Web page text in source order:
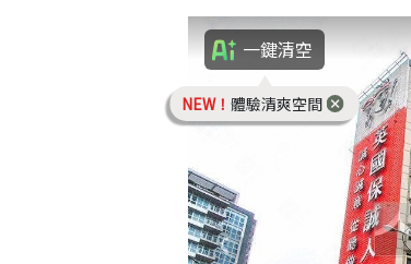
一鍵清空
NEW！ 體驗清爽空間